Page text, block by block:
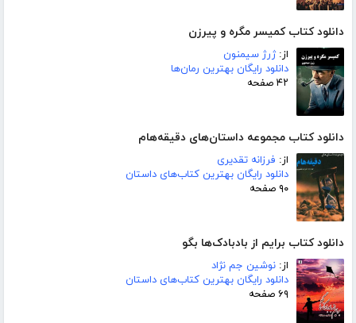
دانلود کتاب کمیسر مگره و پیرزن
از:ژرژ سیمنون
دانلود رایگان بهترین رمان‌ها
۴۲ صفحه
دانلود کتاب مجموعه داستان‌های دقیقه‌هام
از: فرزانه تقدیری
دانلود رایگان بهترین کتاب‌های داستان
۹۰ صفحه
دانلود کتاب برایم از بادبادک‌ها بگو
از: نوشین جم نژاد
دانلود رایگان بهترین کتاب‌های داستان
۶۹ صفحه